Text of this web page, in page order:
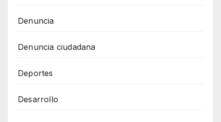
Denuncia
Denuncia ciudadana
Deportes
Desarrollo